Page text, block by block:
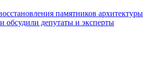
памятников архитектуры
обсудили депутаты и эксперты